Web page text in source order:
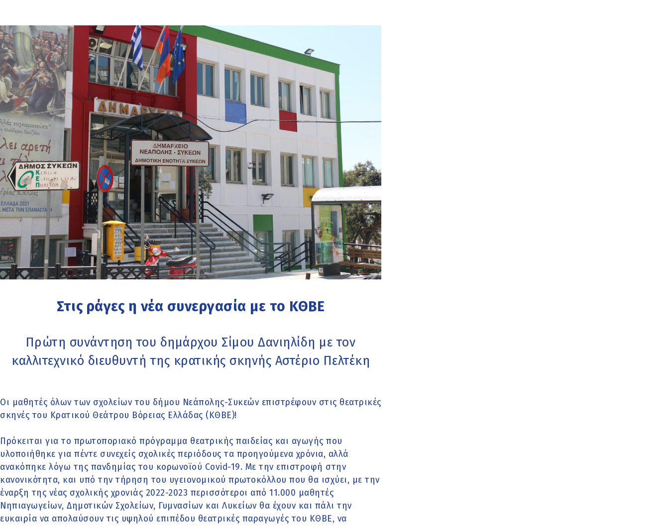
Στις ράγες η νέα συνεργασία με το ΚΘΒΕ
Πρώτη συνάντηση του δημάρχου Σίμου Δανιηλίδη με τον
καλλιτεχνικό διευθυντή της κρατικής σκηνής Αστέριο Πελτέκη
Οι μαθητές όλων των σχολείων του δήμου Νεάπολης-Συκεών επιστρέφουν στις θεατρικές
σκηνές του Κρατικού Θεάτρου Βόρειας Ελλάδας (ΚΘΒΕ)!
Πρόκειται για το πρωτοποριακό πρόγραμμα θεατρικής παιδείας και αγωγής που
υλοποιήθηκε για πέντε συνεχείς σχολικές περιόδους τα προηγούμενα χρόνια, αλλά
ανακόπηκε λόγω της πανδημίας του κορωνοϊού Covid-19. Με την επιστροφή στην
κανονικότητα, και υπό την τήρηση του υγειονομικού πρωτοκόλλου που θα ισχύει, με την
έναρξη της νέας σχολικής χρονιάς 2022-2023 περισσότεροι από 11.000 μαθητές
Νηπιαγωγείων, Δημοτικών Σχολείων, Γυμνασίων και Λυκείων θα έχουν και πάλι την
ευκαιρία να απολαύσουν τις υψηλού επιπέδου θεατρικές παραγωγές του ΚΘΒΕ, να